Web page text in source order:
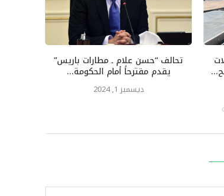
تحالف “حسن علام ـ مطارات باريس”
يقدم مقترحاً أمام الحكومة...
ديسمبر 1, 2024